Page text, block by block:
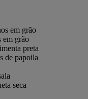
em grão
em grão
preta
de papoila
seca